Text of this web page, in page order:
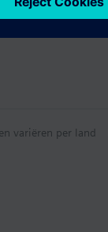
variëren per land